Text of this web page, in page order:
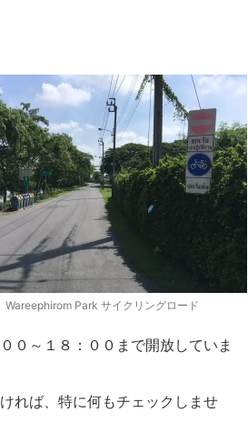
Wareephirom Park サイクリングロード
０～１８：００まで開放していま
れば、特に何もチェックしませ